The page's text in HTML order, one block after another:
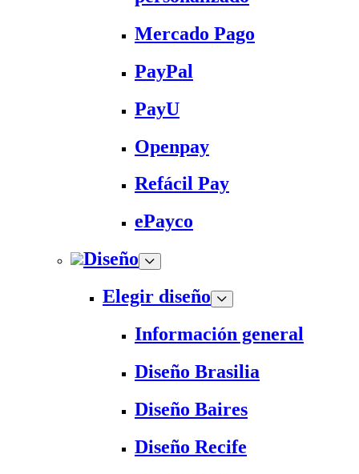
Mercado Pago
PayPal
PayU
Openpay
Refácil Pay
ePayco
Diseño
Elegir diseño
Información general
Diseño Brasilia
Diseño Baires
Diseño Recife